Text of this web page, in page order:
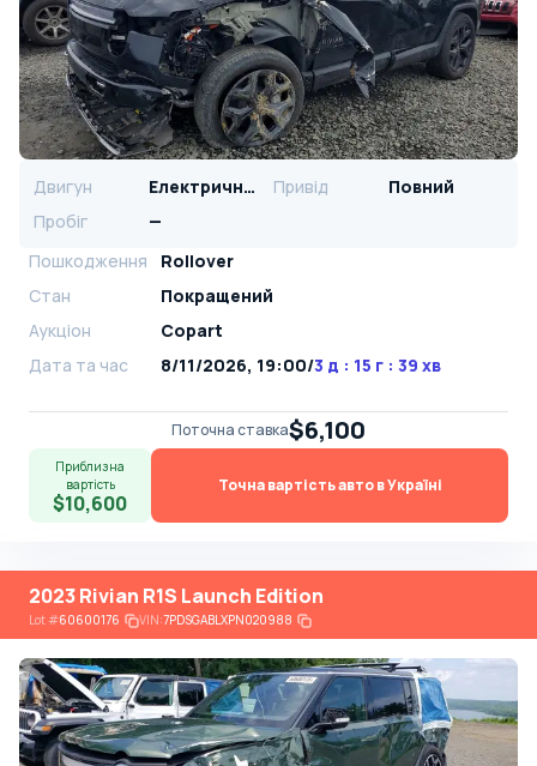
Двигун Електричний Привід
Повний
Пробіг
—
Пошкодження
Rollover
Стан
Покращений
Аукціон
Copart
Дата та час
8/11/2026, 19:00/3 д : 15 г : 39 хв
Поточна ставка$6,100
Приблизна
вартість
$10,600
Точна вартість авто в Україні
2023 Rivian R1S Launch Edition
Lot#60600176 VIN:7PDSGABLXPN020988